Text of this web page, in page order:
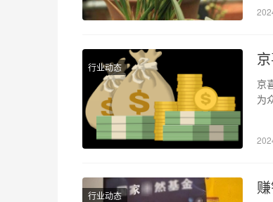
行业动态
京
为
行业动态